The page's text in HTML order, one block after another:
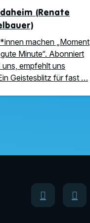
(Renate
machen „Moment
Minute“. Abonniert
uns, empfehlt uns
Geistesblitz für fast …